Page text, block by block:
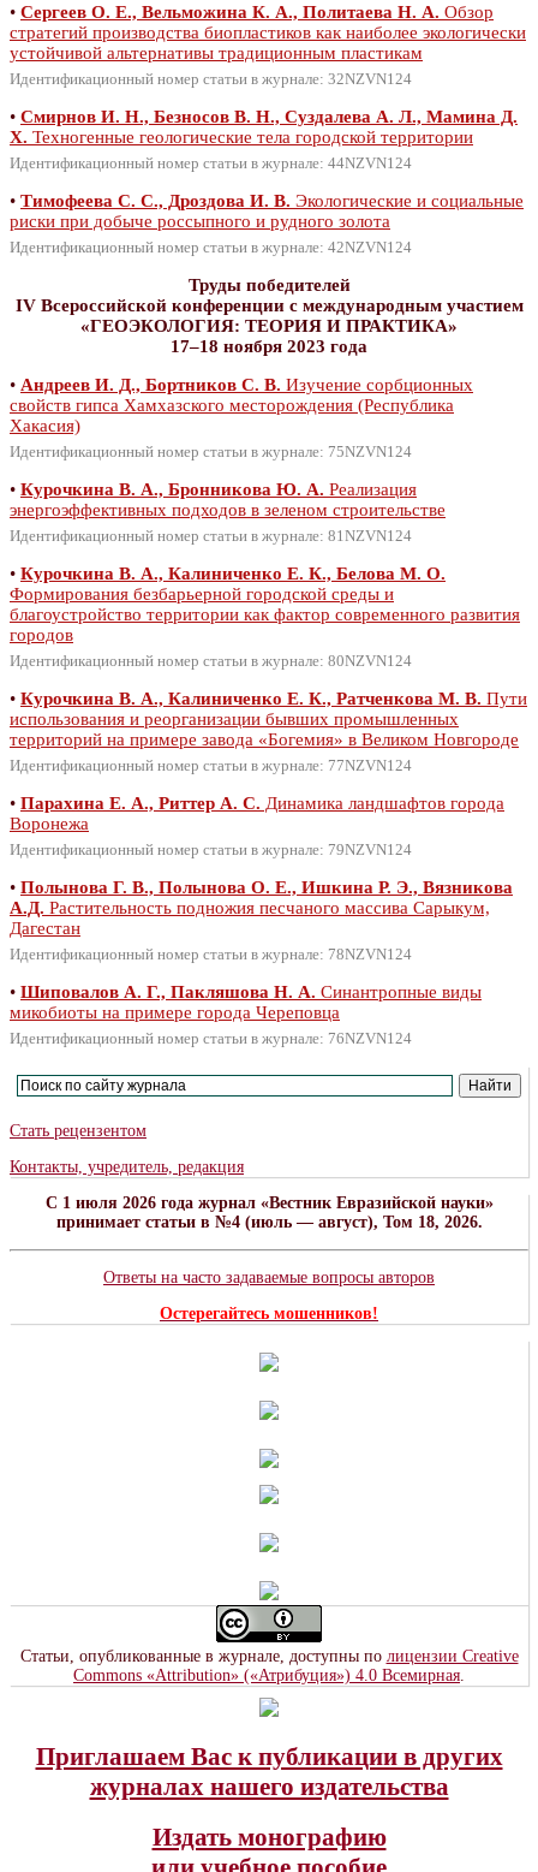
• Сергеев О. Е., Вельможина К. А., Политаева Н. А. Обзор
стратегий производства биопластиков как наиболее экологически
устойчивой альтернативы традиционным пластикам
Идентификационный номер статьи в журнале: 32NZVN124
• Смирнов И. Н., Безносов В. Н., Суздалева А. Л., Мамина Д.
Х. Техногенные геологические тела городской территории
Идентификационный номер статьи в журнале: 44NZVN124
• Тимофеева С. С., Дроздова И. В. Экологические и социальные
риски при добыче россыпного и рудного золота
Идентификационный номер статьи в журнале: 42NZVN124
Труды победителей
IV Всероссийской конференции с международным участием
«ГЕОЭКОЛОГИЯ: ТЕОРИЯ И ПРАКТИКА»
17–18 ноября 2023 года
• Андреев И. Д., Бортников С. В. Изучение сорбционных
свойств гипса Хамхазского месторождения (Республика
Хакасия)
Идентификационный номер статьи в журнале: 75NZVN124
• Курочкина В. А., Бронникова Ю. А. Реализация
энергоэффективных подходов в зеленом строительстве
Идентификационный номер статьи в журнале: 81NZVN124
• Курочкина В. А., Калиниченко Е. К., Белова М. О.
Формирования безбарьерной городской среды и
благоустройство территории как фактор современного развития
городов
Идентификационный номер статьи в журнале: 80NZVN124
• Курочкина В. А., Калиниченко Е. К., Ратченкова М. В. Пути
использования и реорганизации бывших промышленных
территорий на примере завода «Богемия» в Великом Новгороде
Идентификационный номер статьи в журнале: 77NZVN124
• Парахина Е. А., Риттер А. С. Динамика ландшафтов города
Воронежа
Идентификационный номер статьи в журнале: 79NZVN124
• Полынова Г. В., Полынова О. Е., Ишкина Р. Э., Вязникова
А.Д. Растительность подножия песчаного массива Сарыкум,
Дагестан
Идентификационный номер статьи в журнале: 78NZVN124
• Шиповалов А. Г., Пакляшова Н. А. Синантропные виды
микобиоты на примере города Череповца
Идентификационный номер статьи в журнале: 76NZVN124
Стать рецензентом
Контакты, учредитель, редакция
C 1 июля 2026 года журнал «Вестник Евразийской науки»
принимает статьи в №4 (июль — август), Том 18, 2026.
Ответы на часто задаваемые вопросы авторов
Остерегайтесь мошенников!
Статьи, опубликованные в журнале, доступны по лицензии Creative
Commons «Attribution» («Атрибуция») 4.0 Всемирная
Приглашаем Вас к публикации в других
журналах нашего издательства
Издать монографию